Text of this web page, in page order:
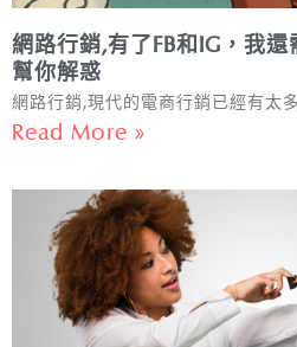
網路行銷,有了FB和IG，我
幫你解惑
網路行銷,現代的電商行銷已經有太
Read More »